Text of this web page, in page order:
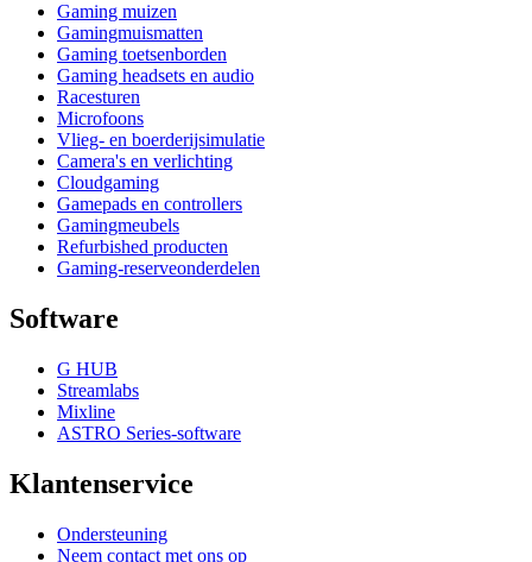
Gaming muizen
Gamingmuismatten
Gaming toetsenborden
Gaming headsets en audio
Racesturen
Microfoons
Vlieg- en boerderijsimulatie
Camera's en verlichting
Cloudgaming
Gamepads en controllers
Gamingmeubels
Refurbished producten
Gaming-reserveonderdelen
Software
G HUB
Streamlabs
Mixline
ASTRO Series-software
Klantenservice
Ondersteuning
Neem contact met ons op